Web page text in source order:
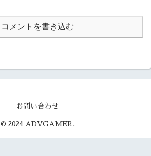
コメントを書き込む
お問い合わせ
© 2024 ADVGAMER.